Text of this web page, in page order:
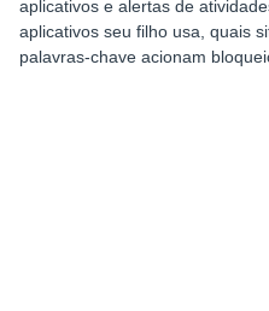
aplicativos e alertas de
aplicativos seu filho usa, quais
palavras-chave acionam